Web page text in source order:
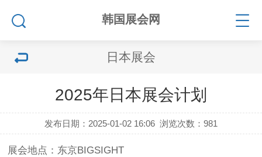
韩国展会网
日本展会
2025年日本展会计划
发布日期：2025-01-02 16:06 浏览次数：981
展会地点：东京BIGSIGHT